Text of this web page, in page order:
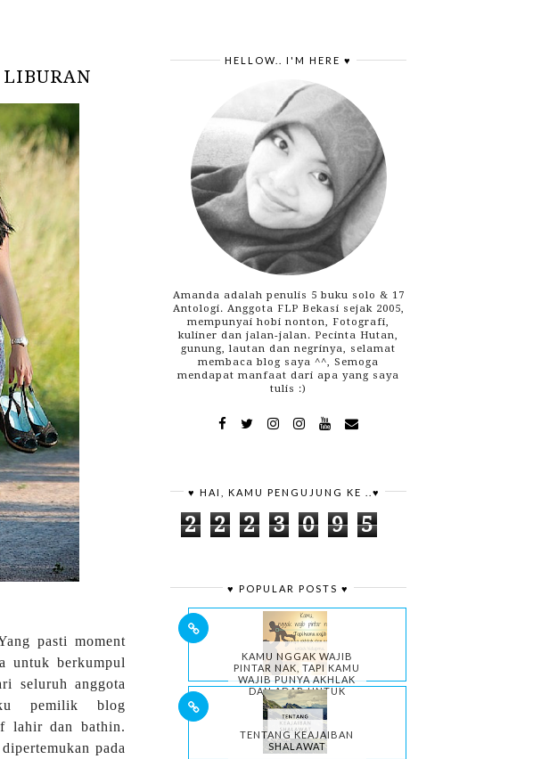
LIBURAN
pasti moment
untuk berkumpul
seluruh anggota
pemilik blog
lahir dan bathin.
pada
HELLOW.. I'M HERE ♥
Amanda adalah penulis 5 buku solo & 17
Antologi. Anggota FLP Bekasi sejak 2005,
mempunyai hobi nonton, Fotografi,
kuliner dan jalan-jalan. Pecinta Hutan,
gunung, lautan dan negrinya, selamat
membaca blog saya ^^, Semoga
mendapat manfaat dari apa yang saya
tulis :)
♥ HAI, KAMU PENGUJUNG KE ..♥
2 2 2 3 0 9 5
♥ POPULAR POSTS ♥
KAMU NGGAK WAJIB
PINTAR NAK, TAPI KAMU
WAJIB PUNYA AKHLAK
DAN ADAB UNTUK
HIDUPMU.
TENTANG KEAJAIBAN
SHALAWAT